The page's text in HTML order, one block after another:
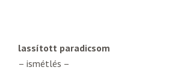
lassított paradicsom
– ismétlés –